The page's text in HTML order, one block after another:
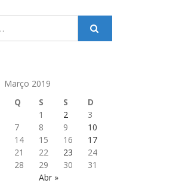
Março 2019
Q S S D
Abr »
1 2
3
7 8 9
10
14 15 16
17
21 22 23
24
28 29 30 31